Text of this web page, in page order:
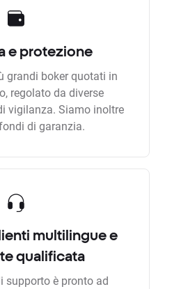
e protezione
grandi boker quotati in
regolato da diverse
vigilanza. Siamo inoltre
di garanzia.
multilingue e
qualificata
supporto è pronto ad